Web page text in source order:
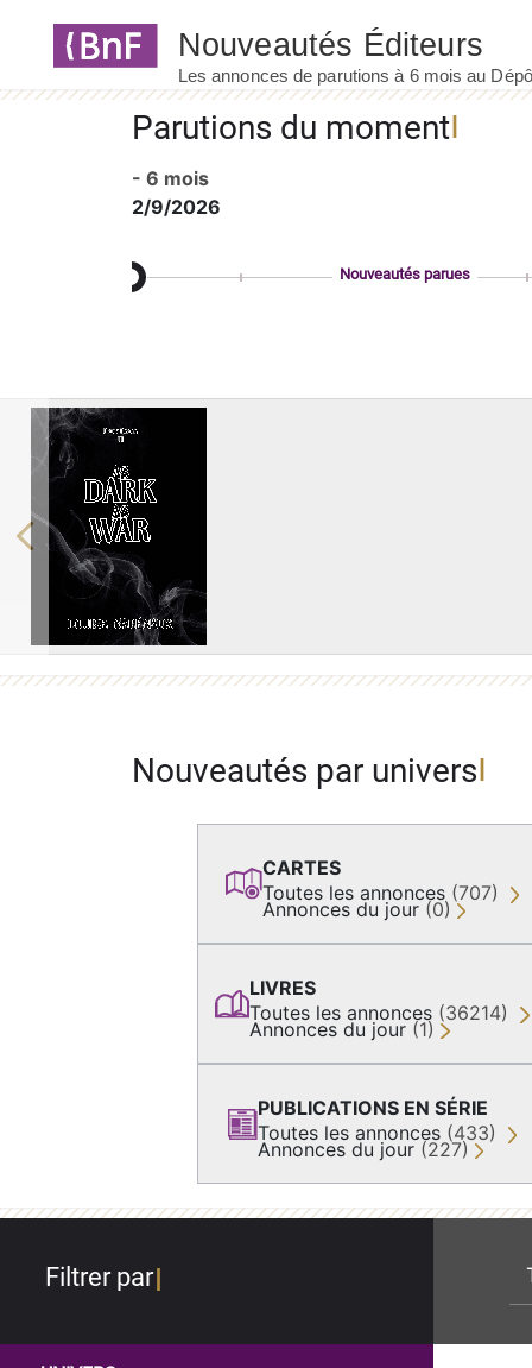
Parutions du moment
- 6 mois
2/9/2026
Nouveautés parues
Previous
Nouveautés par univers
CARTES
Toutes les annonces (707)
Annonces du jour (0)
LIVRES
Toutes les annonces (36214)
Annonces du jour (1)
PUBLICATIONS EN SÉRIE
Toutes les annonces (433)
Annonces du jour (227)
Filtrer par